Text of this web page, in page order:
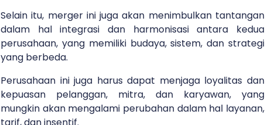
Selain itu, merger ini juga akan menimbulkan tantangan
dalam hal integrasi dan harmonisasi antara kedua
perusahaan, yang memiliki budaya, sistem, dan strategi
yang berbeda.
Perusahaan ini juga harus dapat menjaga loyalitas dan
kepuasan pelanggan, mitra, dan karyawan, yang
mungkin akan mengalami perubahan dalam hal layanan,